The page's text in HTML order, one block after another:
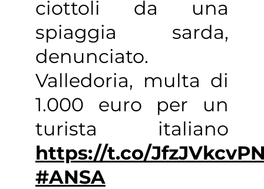
ciottoli da una
spiaggia sarda,
denunciato.
Valledoria, multa di
1.000 euro per un
turista italiano
https://t.co/
#ANSA